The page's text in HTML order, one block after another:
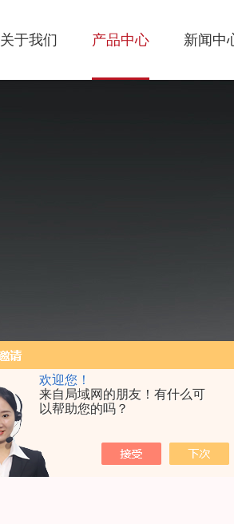
欢迎您！
来自局域网的朋友！有什么可
以帮助您的吗？
关于我们 产品中心 新闻中